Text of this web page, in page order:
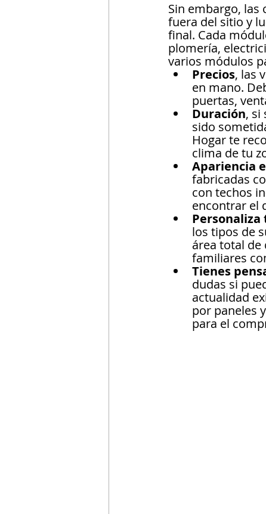
Sin embargo,
fuera del sitio y
final. Cada
plomería,
varios módulos
Precios, las
en mano.
puertas,
Duración, si
sido
Hogar te
clima de tu
Apariencia
fabricadas
con techos
encontrar el
Personaliza
los tipos de
área total de
familiares
Tienes
dudas si
actualidad
por paneles
para el